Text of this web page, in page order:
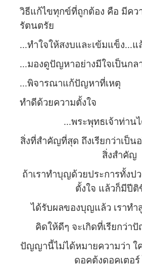
วิธีแก้ไขทุกข์ที่ถูกต้อง คือ มีค
รัตนตรัย
...ทำใจให้สงบและเข้มแข็ง...
...มองดูปัญหาอย่างมีใจเป็นกล
...พิจารณาแก้ปัญหาที่เหตุ
ทำดีด้วยความตั้งใจ
...พระพุทธเจ้าท่าน
สิ่งที่สำคัญที่สุด ถึงเรียกว่าเป็น
สิ่งสำคัญ
ถ้าเราทำบุญด้วยประการทั้งป
ตั้งใจ แล้วก็มีปี
ได้รับผลของบุญแล้ว เราทำ
คิดให้ดีๆ จะเกิดที่เรียกว่า
ปัญญานี้ไม่ได้หมายความว่า ใ
ดอคต้งดอคเตอร์